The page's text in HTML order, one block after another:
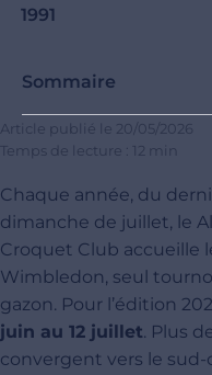
1991
Sommaire
Article publié le 20/05/2026
Temps de lecture : 12 min
Chaque année, du
dimanche de juillet, le
Croquet Club accueille
Wimbledon, seul
gazon. Pour l’édition
juin au 12 juillet. Plus
convergent vers le